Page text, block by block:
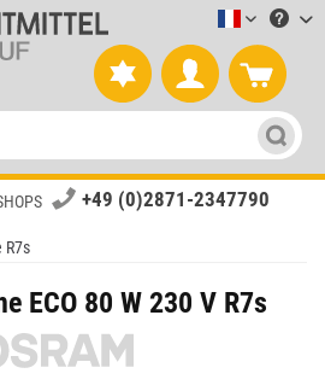
+49 (0)2871-2347790
R7s
ECO 80 W 230 V R7s